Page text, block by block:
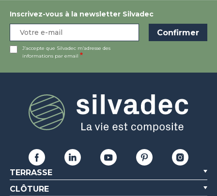
Inscrivez-vous à la newsletter Silvadec
J’accepte que Silvadec m’adresse des
informations par email
TERRASSE
CLÔTURE